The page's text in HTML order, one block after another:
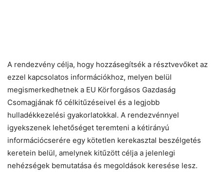
A rendezvény célja, hogy hozzásegítsék a résztvevőket az
ezzel kapcsolatos információkhoz, melyen belül
megismerkedhetnek a EU Körforgásos Gazdaság
Csomagjának fő célkitűzéseivel és a legjobb
hulladékkezelési gyakorlatokkal. A rendezvénnyel
igyekszenek lehetőséget teremteni a kétirányú
információcserére egy kötetlen kerekasztal beszélgetés
keretein belül, amelynek kitűzött célja a jelenlegi
nehézségek bemutatása és megoldások keresése lesz.